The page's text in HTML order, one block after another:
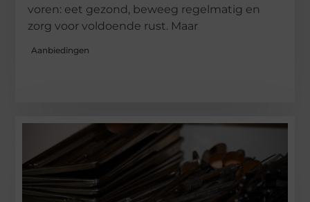
voren: eet gezond, beweeg regelmatig en
zorg voor voldoende rust. Maar
Aanbiedingen